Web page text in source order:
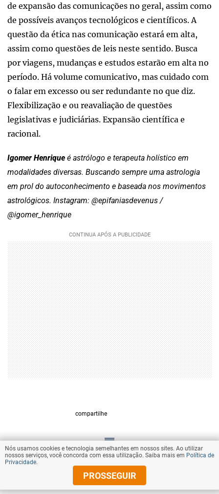
de expansão das comunicações no geral, assim como
de possíveis avanços tecnológicos e científicos. A
questão da ética nas comunicação estará em alta,
assim como questões de leis neste sentido. Busca
por viagens, mudanças e estudos estarão em alta no
período. Há volume comunicativo, mas cuidado com
o falar em excesso ou ser redundante no que diz.
Flexibilização e ou reavaliação de questões
legislativas e judiciárias. Expansão científica e
racional.
Igomer Henrique é astrólogo e terapeuta holístico em
modalidades diversas. Buscando sempre uma astrologia
em prol do autoconhecimento e baseada nos movimentos
astrológicos. Instagram: @epifaniasdevenus /
@igomer_henrique
compartilhe
VOLTAR AO TOPO
© Copyright 2025 Diários Associados
Nós usamos cookies e tecnologia semelhantes em nossos sites. Ao utilizar
nossos serviços, você concorda com essa utilização. Saiba mais em Política de
Privacidade.
PROSSEGUIR